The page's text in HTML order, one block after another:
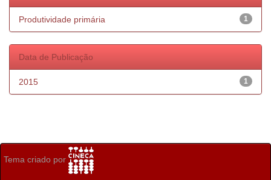
1
Produtividade primária
Data de Publicação
1
2015
Tema criado por